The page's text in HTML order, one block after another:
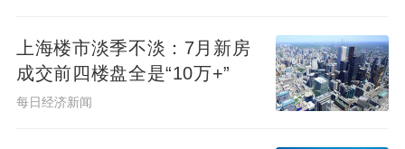
上海楼市淡季不淡：7月新房
成交前四楼盘全是“10万+”
每日经济新闻